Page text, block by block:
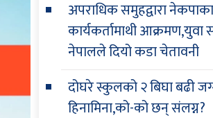
अपराधिक समुहद्वारा नेकपाका
कार्यकर्तामाथी
नेपालले दियो कडा चेतावनी
दोघरे स्कुलको २ बिघा बढी
हिनामिना,को-को छन् संलग्न?